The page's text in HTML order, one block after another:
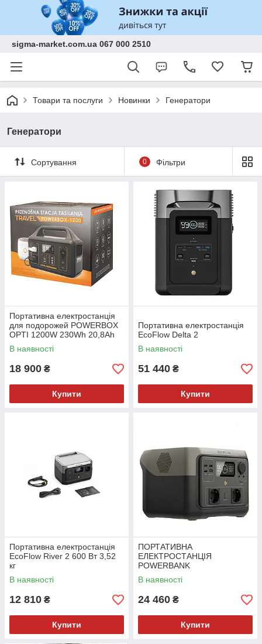
sigma-market.com.ua 067 000 2510
Товари та послуги Новинки Генератори
Генератори
Сортування 0 Фільтри
Портативна електростанція
для подорожей POWERBOX
OPTI 1200W 230Wh 20,8Ah
VOLT POLSKA
В наявності
18 900 ₴
Купити
Портативна електростанція
EcoFlow Delta 2
В наявності
51 440 ₴
Купити
Портативна електростанція
EcoFlow River 2 600 Вт 3,52
кг
В наявності
12 810 ₴
Купити
ПОРТАТИВНА
ЕЛЕКТРОСТАНЦІЯ
POWERBANK
АКУМУЛЯТОРНА БАТАРЕЯ
ECOFLOW RIVER 2 MAX
В наявності
24 460 ₴
Купити